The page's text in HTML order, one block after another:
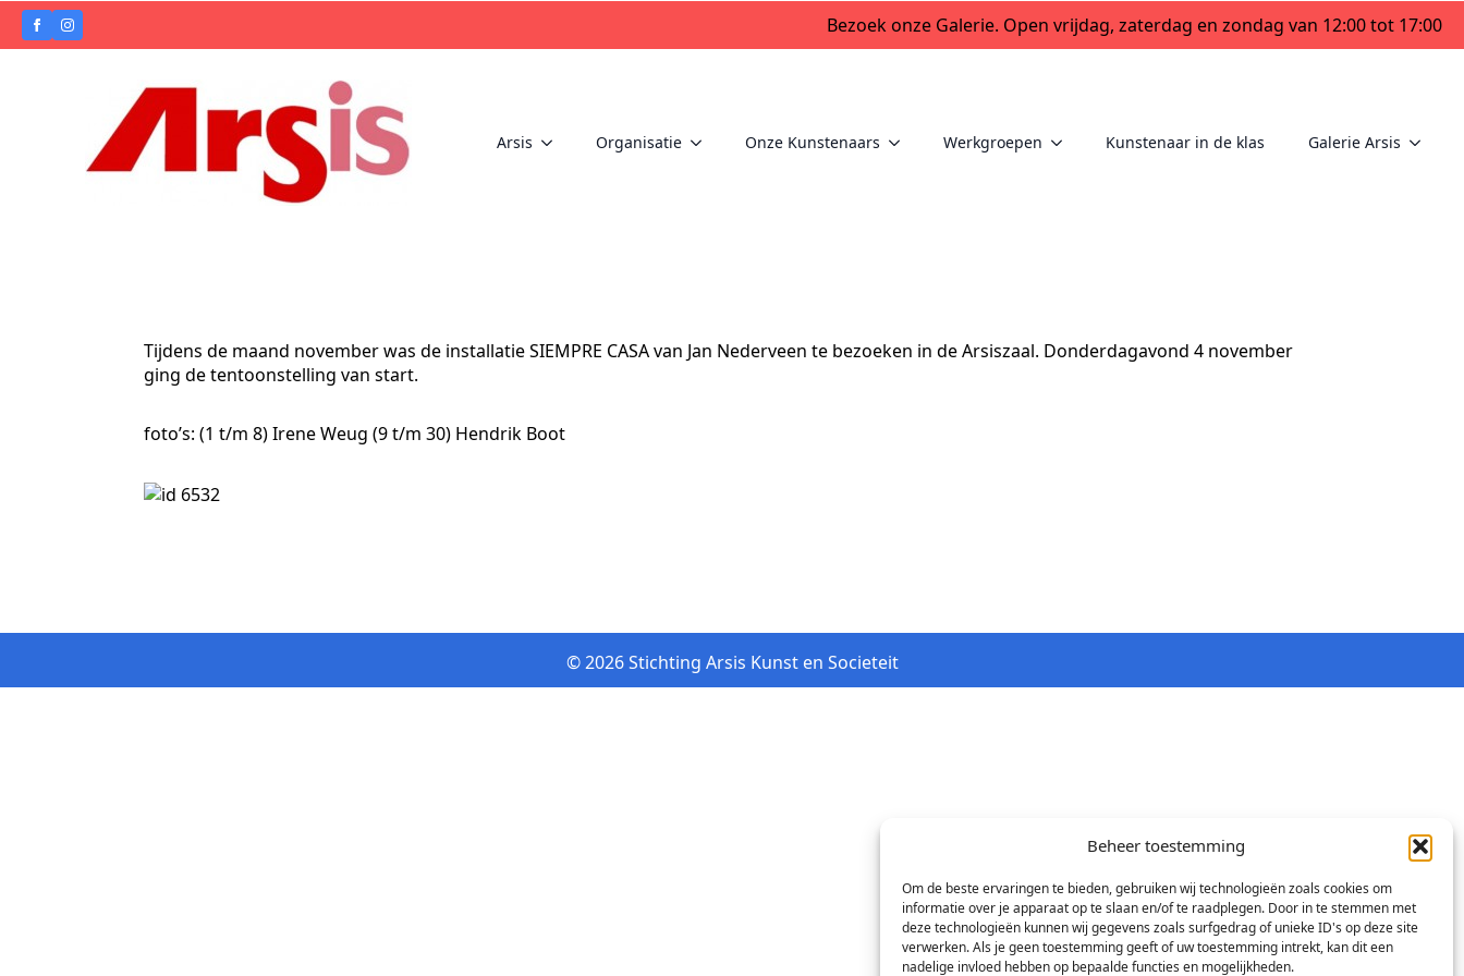
Beheer toestemming
Om de beste ervaringen te bieden, gebruiken wij technologieën zoals cookies om
informatie over je apparaat op te slaan en/of te raadplegen. Door in te stemmen met
deze technologieën kunnen wij gegevens zoals surfgedrag of unieke ID's op deze site
verwerken. Als je geen toestemming geeft of uw toestemming intrekt, kan dit een
nadelige invloed hebben op bepaalde functies en mogelijkheden.
Bezoek onze Galerie. Open vrijdag, zaterdag en zondag van 12:00 tot 17:00
Arsis Organisatie Onze Kunstenaars Werkgroepen Kunstenaar in de klas Galerie Arsis
Tijdens de maand november was de installatie SIEMPRE CASA van Jan Nederveen te bezoeken in de Arsiszaal. Donderdagavond 4 november
ging de tentoonstelling van start.
foto’s: (1 t/m 8) Irene Weug (9 t/m 30) Hendrik Boot
© 2026 Stichting Arsis Kunst en Societeit